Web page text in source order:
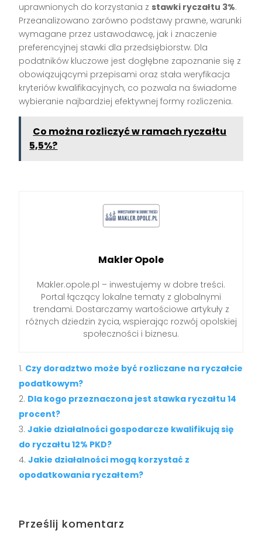
uprawnionych do korzystania z stawki ryczałtu 3%.
Przeanalizowano zarówno podstawy prawne, warunki
wymagane przez ustawodawcę, jak i znaczenie
preferencyjnej stawki dla przedsiębiorstw. Dla
podatników kluczowe jest dogłębne zapoznanie się z
obowiązującymi przepisami oraz stała weryfikacja
kryteriów kwalifikacyjnych, co pozwala na świadome
wybieranie najbardziej efektywnej formy rozliczenia.
Co można rozliczyć w ramach ryczałtu
5,5%?
Makler Opole
Makler.opole.pl – inwestujemy w dobre treści.
Portal łączący lokalne tematy z globalnymi
trendami. Dostarczamy wartościowe artykuły z
różnych dziedzin życia, wspierając rozwój opolskiej
społeczności i biznesu.
Czy doradztwo może być rozliczane na ryczałcie
podatkowym?
Dla kogo przeznaczona jest stawka ryczałtu 14
procent?
Jakie działalności gospodarcze kwalifikują się
do ryczałtu 12% PKD?
Jakie działalności mogą korzystać z
opodatkowania ryczałtem?
Prześlij komentarz